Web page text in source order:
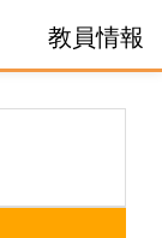
教員情報